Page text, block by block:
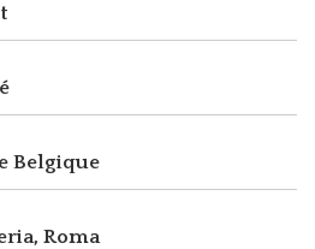
Belgique
Roma